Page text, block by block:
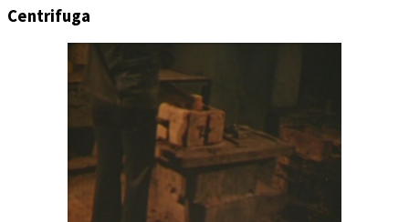
Centrifuga